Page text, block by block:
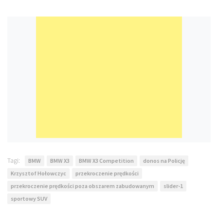
Tagi: BMW BMW X3 BMW X3 Competition
donos na Policję
Krzysztof Hołowczyc
przekroczenie prędkości
przekroczenie prędkości poza obszarem zabudowanym
slider-1
sportowy SUV